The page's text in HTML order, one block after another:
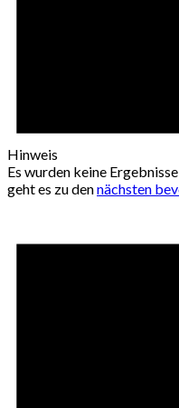
Hinweis
Es wurden keine
geht es zu dennächsten